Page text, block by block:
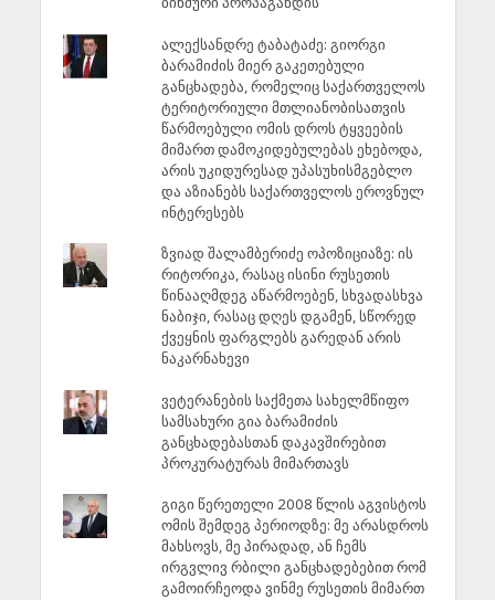
ალექსანდრე ტაბატაძე: გიორგი
ბარამიძის მიერ გაკეთებული
განცხადება, რომელიც საქართველოს
ტერიტორიული მთლიანობისათვის
წარმოებული ომის დროს ტყვეების
მიმართ დამოკიდებულებას ეხებოდა,
არის უკიდურესად უპასუხისმგებლო
და აზიანებს საქართველოს ეროვნულ
ინტერესებს
ზვიად შალამბერიძე ოპოზიციაზე: ის
რიტორიკა, რასაც ისინი რუსეთის
წინააღმდეგ აწარმოებენ, სხვადასხვა
ნაბიჯი, რასაც დღეს დგამენ, სწორედ
ქვეყნის ფარგლებს გარედან არის
ნაკარნახევი
ვეტერანების საქმეთა სახელმწიფო
სამსახური გია ბარამიძის
განცხადებასთან დაკავშირებით
პროკურატურას მიმართავს
გიგი წერეთელი 2008 წლის აგვისტოს
ომის შემდეგ პერიოდზე: მე არასდროს
მახსოვს, მე პირადად, ან ჩემს
ირგვლივ რბილი განცხადებებით რომ
გამოირჩეოდა ვინმე რუსეთის მიმართ